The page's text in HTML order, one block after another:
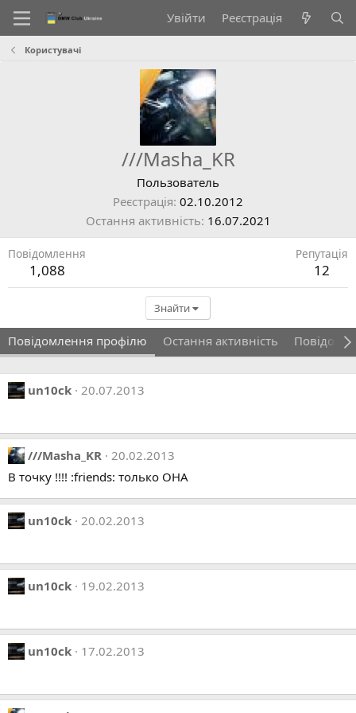
Увійти Реєстрація
Користувачі
///Masha_KR
Пользователь
Реєстрація 02.10.2012
Остання активність 16.07.2021
Повідомлення
1,088
Репутація
12
Знайти
Повідомлення профілю Остання активність
un10ck 20.07.2013
///Masha_KR 20.02.2013
В точку !!!! :friends: только ОНА
un10ck 20.02.2013
un10ck 19.02.2013
un10ck 17.02.2013